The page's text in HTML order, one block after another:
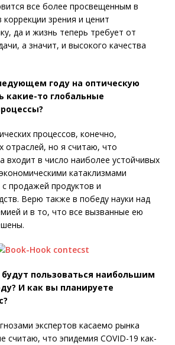
все более просвещенным в
зрения и ценит
да и жизнь теперь требует от
а значит, и высокого качества
году на оптическую
какие-то глобальные
процессов, конечно,
отраслей, но я считаю, что
входит в чис­ло наиболее устойчивых
катаклизмами
продажей продуктов и
Верю также в победу науки над
и в то, что все вызванные ею
пользоваться наибольшим
И как вы планируете
экспертов касаемо рынка
считаю, что эпидемия COVID-19 как-